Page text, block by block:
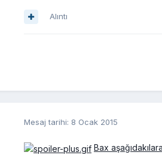
Alıntı
Mesaj tarihi: 8 Ocak 2015
Bax